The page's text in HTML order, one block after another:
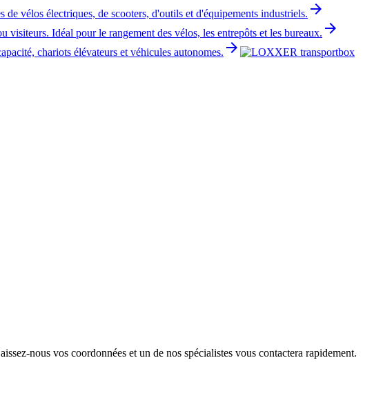
vélos électriques, de scooters, d'outils et d'équipements industriels. arrow_forward
visiteurs. Idéal pour le rangement des vélos, les entrepôts et les bureaux. arrow_forward
chariots élévateurs et véhicules autonomes. arrow_forward
nous vos coordonnées et un de nos spécialistes vous contactera rapidement.